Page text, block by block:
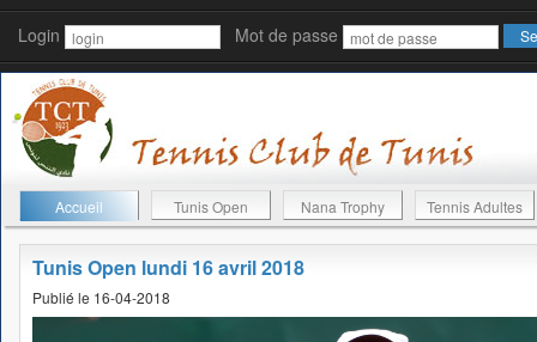
Login Mot de passe
Accueil Tunis Open Nana Trophy Tennis Adultes
Tunis Open lundi 16 avril 2018
Publié le 16-04-2018